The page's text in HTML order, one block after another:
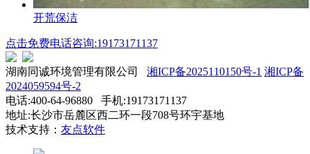
开荒保洁
点击免费电话咨询:19173171137
湖南同诚环境管理有限公司 湘ICP备2025110150号-1 湘ICP备
2024059594号-2
电话:400-64-96880 手机:19173171137
地址:长沙市岳麓区西二环一段708号环宇基地
技术支持： 友点软件